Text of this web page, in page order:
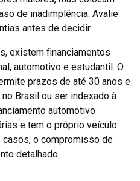
de inadimplência. Avalie
antes de decidir.
existem financiamentos
automotivo e estudantil. O
prazos de até 30 anos e
Brasil ou ser indexado à
automotivo
e tem o próprio veículo
casos, o compromisso de
detalhado.